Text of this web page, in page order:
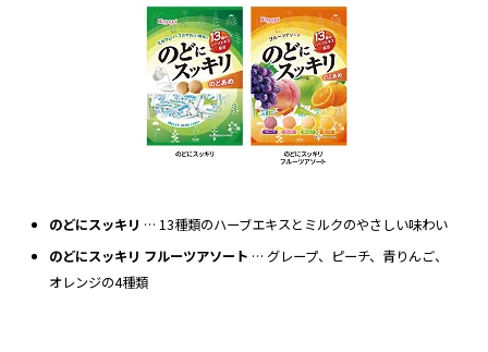
のどにスッキリ … 13種類のハーブエキスとミルクのやさしい味わい
のどにスッキリ フルーツアソート … グレープ、ピーチ、青りんご、
オレンジの4種類